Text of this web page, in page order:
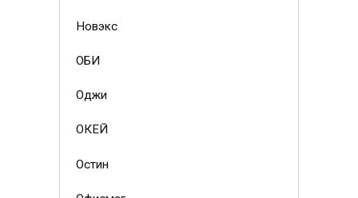
Новэкс
ОБИ
Оджи
ОКЕЙ
Остин